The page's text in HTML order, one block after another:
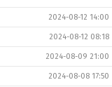
2024-08-12 14:00
2024-08-12 08:18
2024-08-09 21:00
2024-08-08 17:50